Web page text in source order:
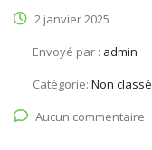
2 janvier 2025
Envoyé par : admin
Catégorie: Non classé
Aucun commentaire